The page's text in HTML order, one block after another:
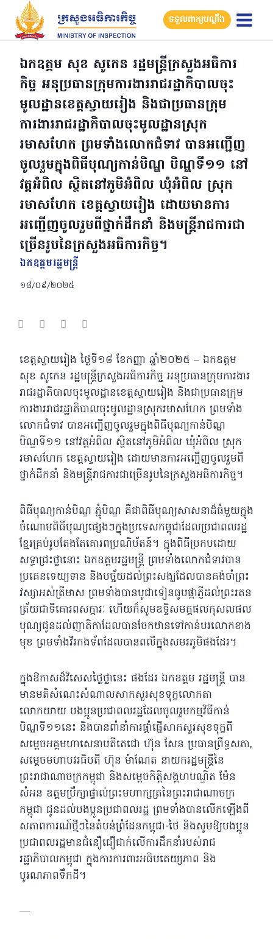
Skip
content
ទទួលពាក្យបណ្តឹង
ឯកឧត្តម សុខ សូកេន រដ្ឋមន្រ្តីក្រសួងអធិការ
កិច្ច អនុប្រធានក្រុមការងាររាជរដ្ឋាភិបាលចុះ
មូលដ្ឋានខេត្តស្វាយរៀង និងជាប្រធានក្រុម
ការងាររាជរដ្ឋាភិបាលចុះមូលដ្ឋានស្រុក
រមាសហែក ព្រមទាំងលោកជំទាវ បានអញ្ជើញ
ចូលរួមក្នុងពិធីបុណ្យកាន់បិណ្ឌ បិណ្ឌទី១១ នៅ
វត្តអំពិល ស្ថិតនៅភូមិអំពិល ឃុំអំពិល ស្រុក
រមាសហែក ខេត្តស្វាយរៀង ដោយមានការ
អញ្ជើញចូលរួមពីថ្នាក់ដឹកនាំ និងមន្ត្រីរាជការជា
ច្រើនរូបនៃក្រសួងអធិការកិច្ច។
ឯកឧត្ដមរដ្ឋមន្ត្រី
១៨/០៩/២០២៥
ខេត្តស្វាយរៀង ថ្ងៃទី១៨ ខែកញ្ញា ឆ្នាំ២០២៥ – ឯកឧត្តម
សុខ សូកេន រដ្ឋមន្រ្តីក្រសួងអធិការកិច្ច អនុប្រធានក្រុមការងារ
រាជរដ្ឋាភិបាលចុះមូលដ្ឋានខេត្តស្វាយរៀង និងជាប្រធានក្រុម
ការងាររាជរដ្ឋាភិបាលចុះមូលដ្ឋានស្រុករមាសហែក ព្រមទាំង
លោកជំទាវ បានអញ្ជើញចូលរួមក្នុងពិធីបុណ្យកាន់បិណ្ឌ
បិណ្ឌទី១១ នៅវត្តអំពិល ស្ថិតនៅភូមិអំពិល ឃុំអំពិល ស្រុក
រមាសហែក ខេត្តស្វាយរៀង ដោយមានការអញ្ជើញចូលរួមពី
ថ្នាក់ដឹកនាំ និងមន្ត្រីរាជការជាច្រើនរូបនៃក្រសួងអធិការកិច្ច។
ពិធីបុណ្យកាន់បិណ្ឌ ភ្ជុំបិណ្ឌ គឺជាពិធីបុណ្យសាសនាដ៏ធំមួយក្នុង
ចំណោមពិធីបុណ្យផ្សេងៗក្នុងប្រទេសកម្ពុជាដែលប្រជាពលរដ្ឋ
ខ្មែរគ្រប់រូបតែងតែគោរពប្រណិប័តន៍។ ក្នុងពិធីប្រកបដោយ
សទ្ធាជ្រះថ្លានោះ ឯកឧត្តមរដ្ឋមន្ត្រី ព្រមទាំងលោកជំទាវបាន
ប្រគេនទេយ្យទាន និងបច្ច័យដល់ព្រះសង្ឃដែលបានគង់ចាំព្រះ
វស្សាអស់ត្រីមាស ព្រមទាំងបានបូជាទៀនធូបផ្កាភ្ញីដល់ព្រះរតន
ត្រ័យជាទីគោរពសក្ការៈ ហើយក៏សូមឧទ្ទិសមគ្គផលកុសលផល
បុណ្យជូនដល់ញាតិកាដែលបានចែកឋានទៅកាន់បរលោកខាង
មុខ ព្រមទាំងវីរកងទ័ពដែលបានពលីក្នុងសមរភូមិផងដែរ។
ក្នុងឱកាសដ៏វិសេសថ្លៃថ្លានេះ ផងដែរ ឯកឧត្ដម រដ្ឋមន្ត្រី បាន
មានមតិសំណេះសំណាលសាកសួរសុខទុក្ខលោកតា
លោកយាយ បងប្អូនប្រជាពលរដ្ឋដែលចូលរួមកម្មវិធីកាន់
បិណ្ឌទី១១នេះ និងបានពាំនាំការផ្ដាំផ្ញេីសាកសួរសុខទុក្ខពី
សម្ដេចអគ្គមហាសេនាបតីតេជោ ហ៊ុន សែន ប្រធានព្រឹទ្ធសភា,
សម្ដេចមហាបវរធិបតី ហ៊ុន ម៉ាណែត នាយករដ្ឋមន្ត្រីនៃ
ព្រះរាជាណាចក្រកម្ពុជា និងសម្តេចកិត្តិសង្គហបណ្ឌិត ម៉ែន
សំអន ឧត្តមប្រឹក្សាផ្ទាល់ព្រះមហាក្សត្រនៃព្រះរាជាណាចក្រ
កម្ពុជា ជូនដល់បងប្អូនប្រជាពលរដ្ឋ ព្រមទាំងបានលេីកឡេីងពី
សភាពការណ៍ថ្មីៗនៃតំបន់ព្រំដែនកម្ពុជា-ថៃ និងសូមឱ្យបងប្អូន
ប្រជាពលរដ្ឋមានជំនឿជឿជាក់លេីការដឹកនាំរបស់រាជ
រដ្ឋាភិបាលកម្ពុជា ក្នុងការការពារអធិបតេយ្យភាព និង
បូរណភាពទឹកដី។
—